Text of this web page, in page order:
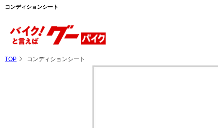
コンディションシート
TOP コンディションシート